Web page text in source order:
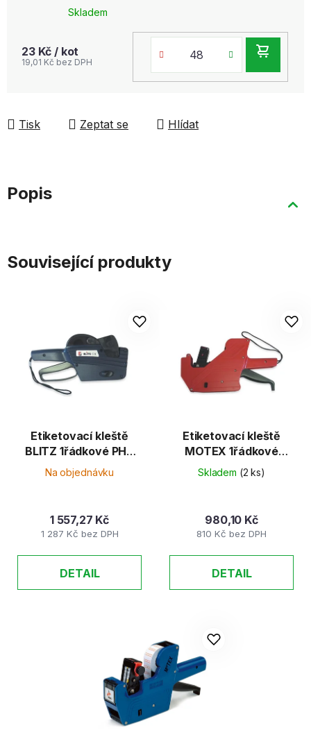
Skladem
23 Kč / kot
19,01 Kč bez DPH
Tisk Zeptat se Hlídat
Popis
Související produkty
Etiketovací kleště
BLITZ 1řádkové PH8
8č. (C.P.22x12)
Na objednávku
1 287 Kč bez DPH
1 557,27 Kč
DETAIL
Etiketovací kleště
MOTEX 1řádkové
5500 - originál
Skladem (2 ks)
810 Kč bez DPH
980,10 Kč
DETAIL